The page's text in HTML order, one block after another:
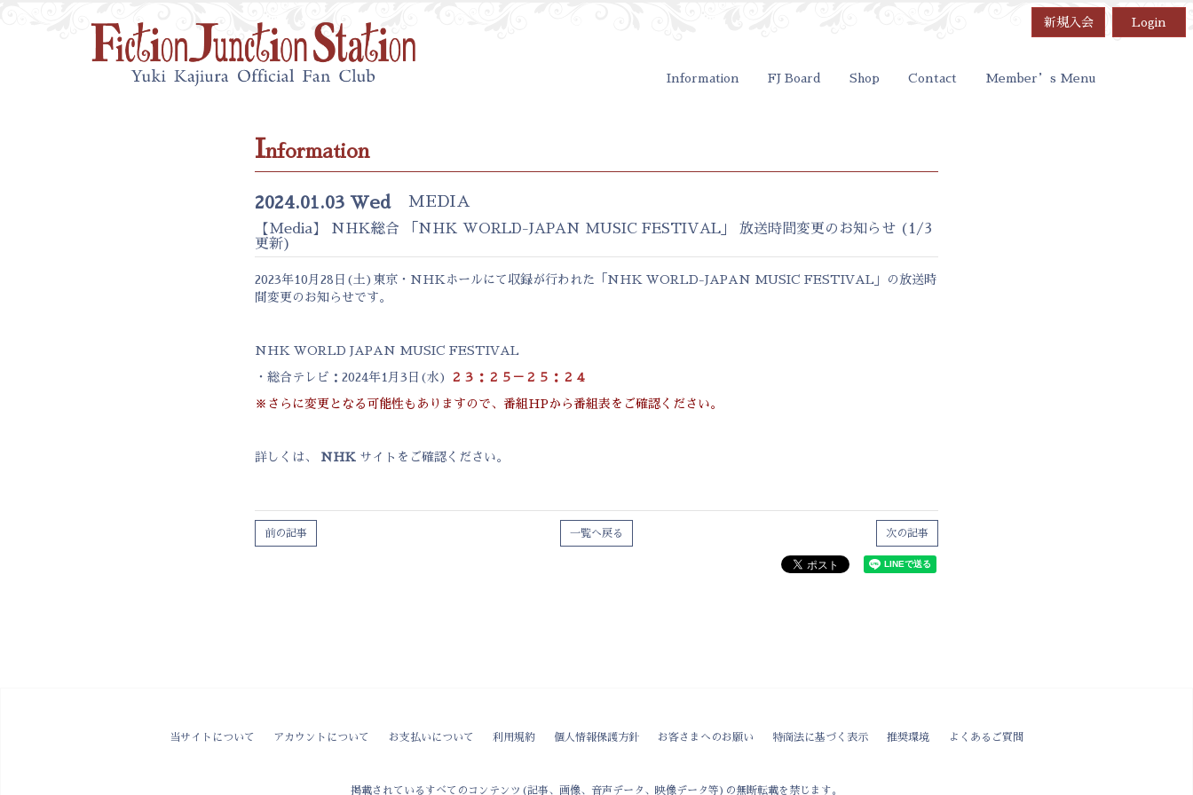
新規入会 Login
Information FJ Board Shop Contact Member’s Menu
Information
2024.01.03 Wed MEDIA
【Media】 NHK総合 「NHK WORLD-JAPAN MUSIC FESTIVAL」 放送時間変更のお知らせ (1/3
更新)
2023年10月28日(土)東京・NHKホールにて収録が行われた「NHK WORLD-JAPAN MUSIC FESTIVAL」の放送時
間変更のお知らせです。
NHK WORLD JAPAN MUSIC FESTIVAL
・総合テレビ：2024年1月3日(水) ２３：２５－２５：２４
※さらに変更となる可能性もありますので、番組HPから番組表をご確認ください。
詳しくは、 NHK サイトをご確認ください。
次の記事
一覧へ戻る
前の記事
当サイトについて アカウントについて お支払いについて 利用規約 個人情報保護方針 お客さまへのお願い 特商法に基づく表示 推奨環境 よくあるご質問
掲載されているすべてのコンテンツ(記事、画像、音声データ、映像データ等)の無断転載を禁じます。